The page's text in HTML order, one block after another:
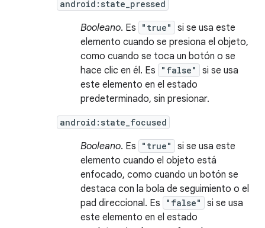
android:state_pressed
Booleano. Es "true"
si se usa este
elemento cuando se presiona el objeto,
como cuando se toca un botón o se
hace clic en él. Es
"false"
si se usa
este elemento en el estado
predeterminado, sin presionar.
android:state_focused
Booleano. Es "true"
si se usa este
elemento cuando el objeto está
enfocado, como cuando un botón se
destaca con la bola de seguimiento o el
pad direccional. Es
"false"
si se usa
este elemento en el estado